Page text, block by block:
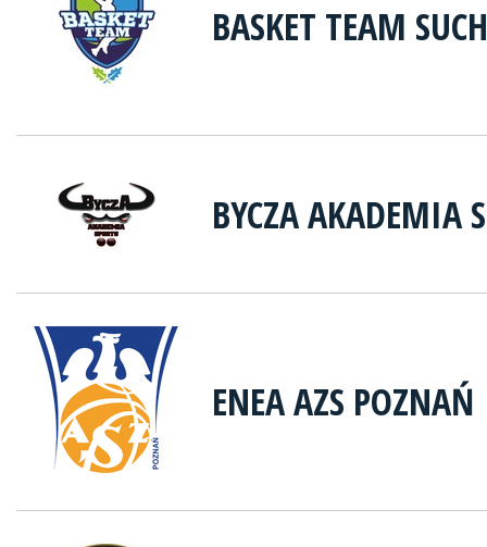
BASKET TEAM
BYCZA AKADEMIA
ENEA AZS POZNAŃ